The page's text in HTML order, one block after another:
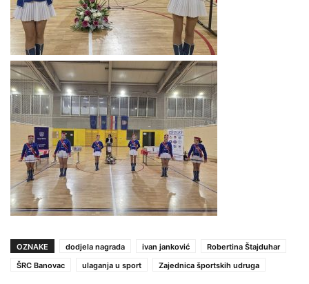
OZNAKE dodjela nagrada ivan janković
Robertina Štajduhar
ŠRC Banovac
ulaganja u sport Zajednica športskih udruga